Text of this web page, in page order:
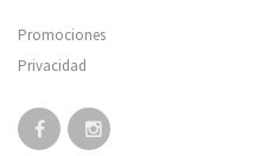
Promociones
Privacidad